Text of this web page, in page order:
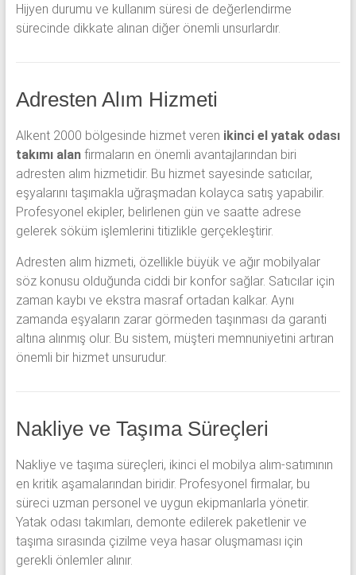
Hijyen durumu ve kullanım süresi de değerlendirme
sürecinde dikkate alınan diğer önemli unsurlardır.
Adresten Alım Hizmeti
Alkent 2000 bölgesinde hizmet veren ikinci el yatak odası
takımı alanfirmaların en önemli avantajlarından biri
adresten alım hizmetidir. Bu hizmet sayesinde satıcılar,
eşyalarını taşımakla uğraşmadan kolayca satış yapabilir.
Profesyonel ekipler, belirlenen gün ve saatte adrese
gelerek söküm işlemlerini titizlikle gerçekleştirir.
Adresten alım hizmeti, özellikle büyük ve ağır mobilyalar
söz konusu olduğunda ciddi bir konfor sağlar. Satıcılar için
zaman kaybı ve ekstra masraf ortadan kalkar. Aynı
zamanda eşyaların zarar görmeden taşınması da garanti
altına alınmış olur. Bu sistem, müşteri memnuniyetini artıran
önemli bir hizmet unsurudur.
Nakliye ve Taşıma Süreçleri
Nakliye ve taşıma süreçleri, ikinci el mobilya alım-satımının
en kritik aşamalarından biridir. Profesyonel firmalar, bu
süreci uzman personel ve uygun ekipmanlarla yönetir.
Yatak odası takımları, demonte edilerek paketlenir ve
taşıma sırasında çizilme veya hasar oluşmaması için
gerekli önlemler alınır.